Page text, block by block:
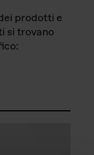
prodotti e
si trovano